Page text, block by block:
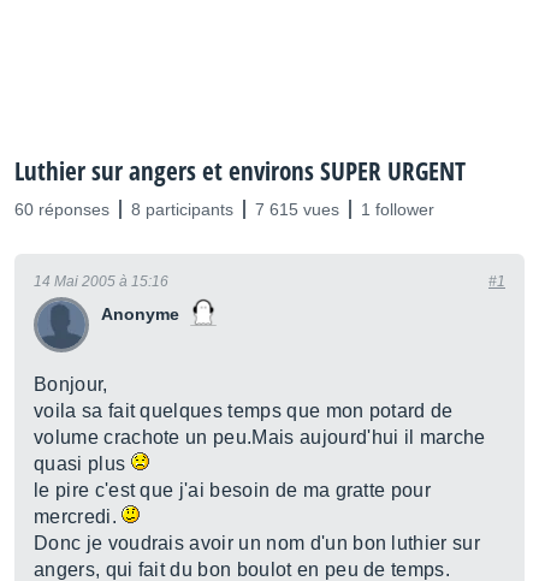
Luthier sur angers et environs SUPER URGENT
60 réponses 8 participants 7 615 vues 1 follower
Anonyme
14 Mai 2005 à 15:16 #1
Bonjour,
voila sa fait quelques temps que mon potard de
volume crachote un peu.Mais aujourd'hui il marche
quasi plus
le pire c'est que j'ai besoin de ma gratte pour
mercredi.
Donc je voudrais avoir un nom d'un bon luthier sur
angers, qui fait du bon boulot en peu de temps.